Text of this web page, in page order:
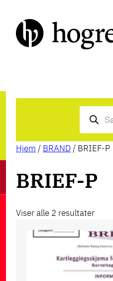
Products
search
Hjem / BRAND / BRIEF-P
BRIEF-P
Viser alle 2 resultater